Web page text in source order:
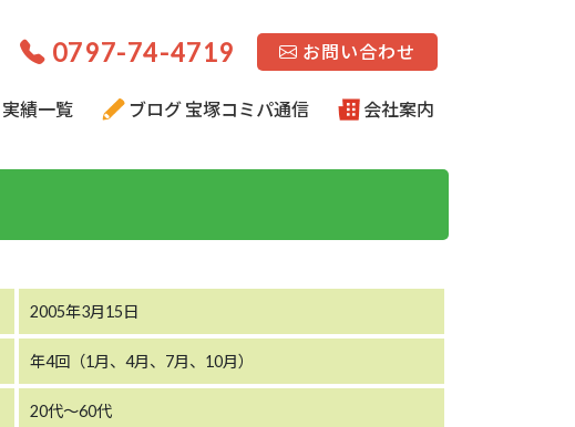
0797-74-4719 お問い合わせ
実績一覧 ブログ 宝塚コミパ通信 会社案内
2005年3月15日
年4回（1月、4月、7月、10月）
20代～60代